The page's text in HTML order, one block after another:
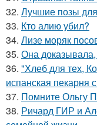
32. Лучшие позы
33. Кто алию убил?
34. Лизе моряк
35. Она
36. "Хлеб для тех,
испанская пекарня
37. Помните Ольгу
38. Ричард ГИР и